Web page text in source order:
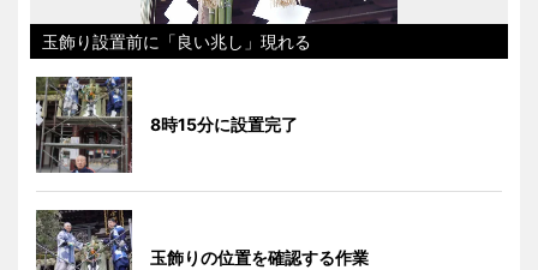
玉飾り設置前に「良い兆し」現れる
8時15分に設置完了
玉飾りの位置を確認する作業